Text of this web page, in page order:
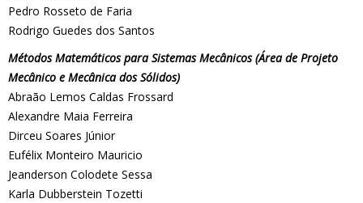
Pedro Rosseto de Faria
Rodrigo Guedes dos Santos
Métodos Matemáticos para Sistemas Mecânicos (Área de Projeto
Mecânico e Mecânica dos Sólidos)
Abraão Lemos Caldas Frossard
Alexandre Maia Ferreira
Dirceu Soares Júnior
Eufélix Monteiro Mauricio
Jeanderson Colodete Sessa
Karla Dubberstein Tozetti